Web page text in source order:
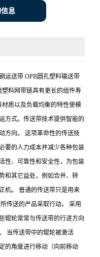
息
运送带 OPB圆孔塑料输送带
塑料网带链具有更长的组件寿
质以及负载均衡的特性使模
方式。传送带技术提供智能的
方向。 这项革命性的传送技
要的人力成本并减少各种包装
性、可靠性和安全性，为包装
和其它益处，例如合并、转
机。 普通的传送带只是用来
传送的产品采取行动。 采用
辊轮常常与传送带的行进方向
当传送带中的辊轮被激活
的角度进行移动（向前移动